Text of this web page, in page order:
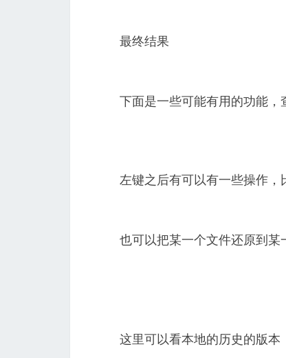
最终结果
下面是一些可能有用的功能
左键之后有可以有一些操作
也可以把某一个文件还原到
这里可以看本地的历史的版本